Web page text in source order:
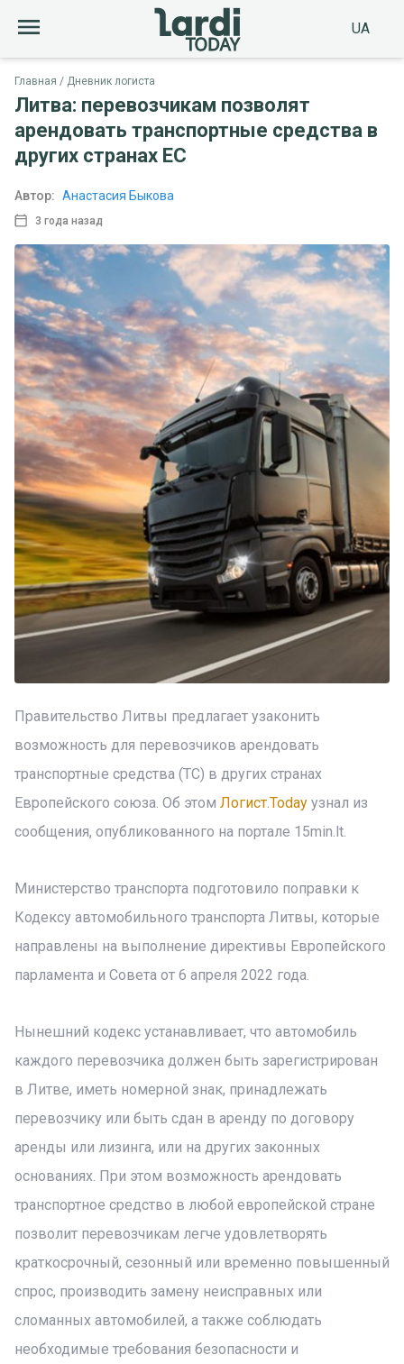
UA
Главная Дневник логиста
Литва: перевозчикам позволят
арендовать транспортные средства в
других странах ЕС
3 года назад
Автор: Анастасия Быкова
Правительство Литвы предлагает узаконить
возможность для перевозчиков арендовать
транспортные средства (ТС) в других странах
Европейского союза. Об этом Логист.Today узнал из
сообщения, опубликованного на портале 15min.lt.
Министерство транспорта подготовило поправки к
Кодексу автомобильного транспорта Литвы, которые
направлены на выполнение директивы Европейского
парламента и Совета от 6 апреля 2022 года.
Нынешний кодекс устанавливает, что автомобиль
каждого перевозчика должен быть зарегистрирован
в Литве, иметь номерной знак, принадлежать
перевозчику или быть сдан в аренду по договору
аренды или лизинга, или на других законных
основаниях. При этом возможность арендовать
транспортное средство в любой европейской стране
позволит перевозчикам легче удовлетворять
краткосрочный, сезонный или временно повышенный
спрос, производить замену неисправных или
сломанных автомобилей, а также соблюдать
необходимые требования безопасности и